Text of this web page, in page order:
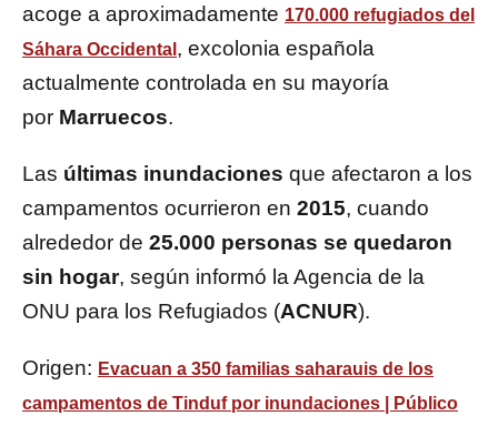
acoge a aproximadamente 170.000 refugiados del
Sáhara Occidental , excolonia española
actualmente controlada en su mayoría
por Marruecos.
Las últimas inundaciones que afectaron a los
campamentos ocurrieron en 2015, cuando
alrededor de 25.000 personas se quedaron
sin hogar, según informó la Agencia de la
ONU para los Refugiados (ACNUR).
Origen: Evacuan a 350 familias saharauis de los
campamentos de Tinduf por inundaciones | Público